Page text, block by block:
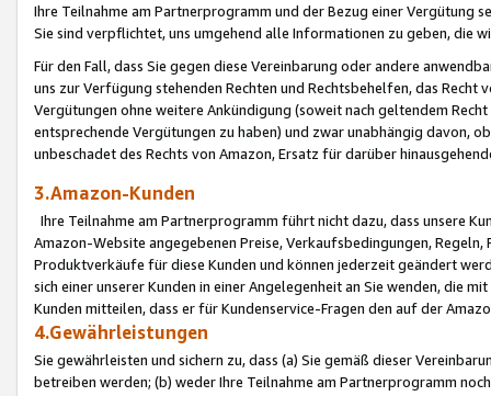
Ihre Teilnahme am Partnerprogramm und der Bezug einer Vergütung
Sie sind verpflichtet, uns umgehend alle Informationen zu geben, die
Für den Fall, dass Sie gegen diese Vereinbarung oder andere
uns zur Verfügung stehenden Rechten und Rechtsbehelfen, das
Vergütungen ohne weitere Ankündigung (soweit nach geltendem
entsprechende Vergütungen zu haben) und zwar unabhängig davon,
unbeschadet des Rechts von Amazon, Ersatz für darüber
3.Amazon-Kunden
Ihre Teilnahme am Partnerprogramm führt nicht dazu, dass unsere
Amazon-Website angegebenen Preise, Verkaufsbedingungen,
Produktverkäufe für diese Kunden und können jederzeit geändert
sich einer unserer Kunden in einer Angelegenheit an Sie wenden, die
Kunden mitteilen, dass er für Kundenservice-Fragen den auf der
4.Gewährleistungen
Sie gewährleisten und sichern zu, dass (a) Sie gemäß dieser
betreiben werden; (b) weder Ihre Teilnahme am Partnerprogramm